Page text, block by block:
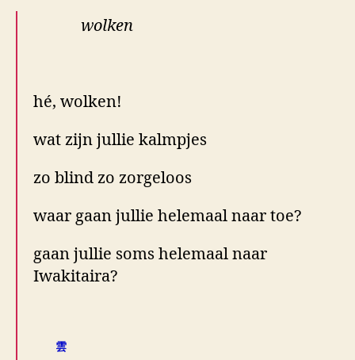
wolken
hé, wolken!
wat zijn jullie kalmpjes
zo blind zo zorgeloos
waar gaan jullie helemaal naar toe?
gaan jullie soms helemaal naar
Iwakitaira?
雲